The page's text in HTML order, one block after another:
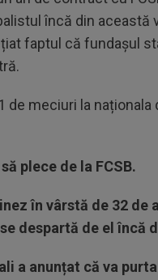
încă din această
faptul că fundașul
de meciuri la
plece de la FCSB.
în vârstă de 32 de
despartă de el încă
a anunțat că va